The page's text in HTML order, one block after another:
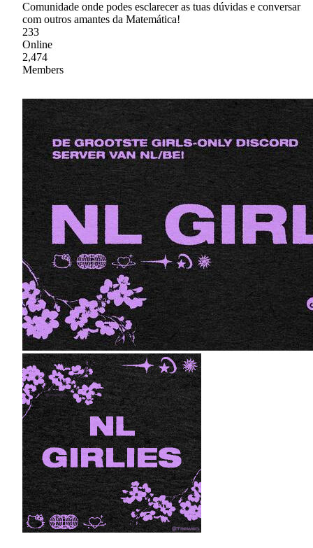
Comunidade onde podes esclarecer as tuas dúvidas e conversar
com outros amantes da Matemática!
233
Online
2,474
Members